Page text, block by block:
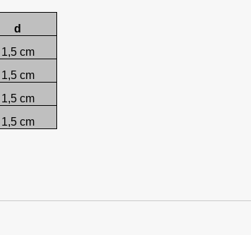
d
1,5 cm
1,5 cm
1,5 cm
1,5 cm